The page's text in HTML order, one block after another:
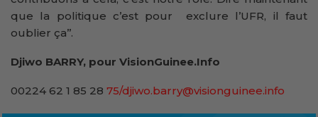
que la politique c’est pour exclure l’UFR, il faut
oublier ça’’.
Djiwo BARRY, pour VisionGuinee.Info
00224 62 1 85 28 75/djiwo.barry@visionguinee.info